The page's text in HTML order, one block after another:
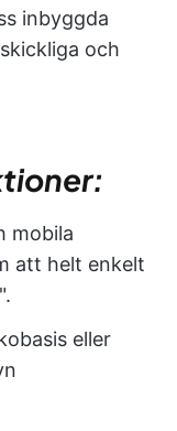
inbyggda
och
mobila
att helt enkelt
eller